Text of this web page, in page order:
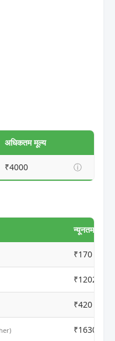
अधिकतम मूल्य
₹4000 ⓘ
न्यूनतम मूल्य
₹170
₹12020
₹420
₹1630